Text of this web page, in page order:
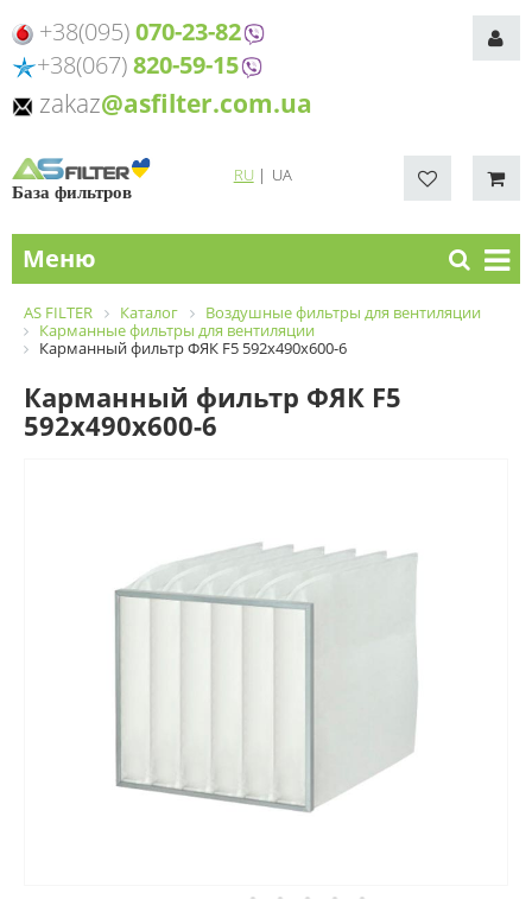
+38(095)070-23-82
+38(067)820-59-15
zakaz@asfilter.com.ua
База фильтров
RU| UA
Меню
AS FILTER Каталог
Воздушные фильтры для вентиляции
Карманные фильтры для вентиляции
Карманный фильтр ФЯК F5 592х490х600-6
Карманный фильтр ФЯК F5
592х490х600-6